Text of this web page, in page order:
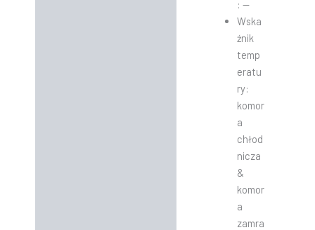
: —
Wska
źnik
temp
eratu
ry:
komor
a
chłod
nicza
&
komor
a
zamra